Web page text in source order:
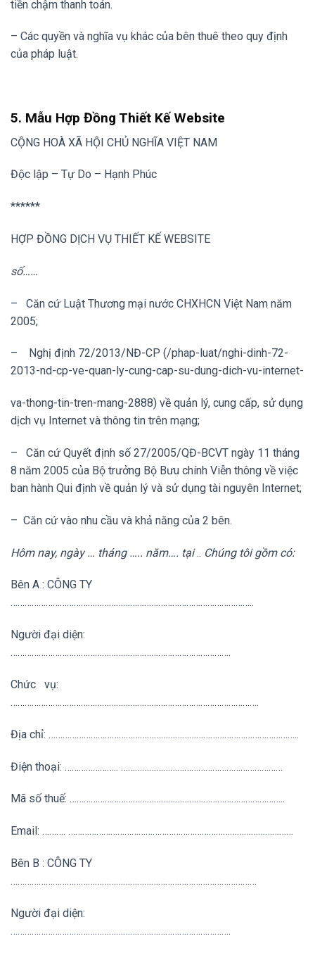
tiền chậm thanh toán.
– Các quyền và nghĩa vụ khác của bên thuê theo quy định
của pháp luật.
5. Mẫu Hợp Đồng Thiết Kế Website
CỘNG HOÀ XÃ HỘI CHỦ NGHĨA VIỆT NAM
Độc lập – Tự Do – Hạnh Phúc
******
HỢP ĐỒNG DỊCH VỤ THIẾT KẾ WEBSITE
số……
– Căn cứ Luật Thương mại nước CHXHCN Việt Nam năm
2005;
– Nghị định 72/2013/NĐ-CP (/phap-luat/nghi-dinh-72-
2013-nd-cp-ve-quan-ly-cung-cap-su-dung-dich-vu-internet-
va-thong-tin-tren-mang-2888) về quản lý, cung cấp, sử dụng
dịch vụ Internet và thông tin trên mạng;
– Căn cứ Quyết định số 27/2005/QĐ-BCVT ngày 11 tháng
8 năm 2005 của Bộ trưởng Bộ Bưu chính Viễn thông về việc
ban hành Qui định về quản lý và sử dụng tài nguyên Internet;
– Căn cứ vào nhu cầu và khả năng của 2 bên.
Hôm nay, ngày … tháng ….. năm…. tại.. Chúng tôi gồm có:
Bên A : CÔNG TY
…………………………………………………………………………………………..
Người đại diện:
………………………………………………………………………………….
Chức vụ:
…………………………………………………………………………………………….
Địa chỉ: ……………………………………………………………………………………………..
Điện thoại: ………………….. ……………………………………………………………
Mã số thuế: ………………………………………………………………………………..
Email: ………. ……………………………………………………………………………………
Bên B : CÔNG TY
……………………………………………………………………………………………
Người đại diện:
………………………………………………………………………………….